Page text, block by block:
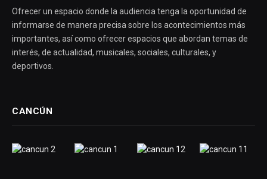
Ofrecer un espacio donde la audiencia tenga la oportunidad de
informarse de manera precisa sobre los acontecimientos más
importantes, así como ofrecer espacios que abordan temas de
interés, de actualidad, musicales, sociales, culturales, y
deportivos.
CANCÚN